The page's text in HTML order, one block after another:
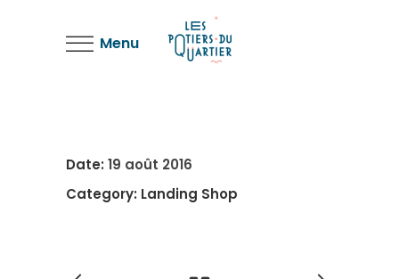
Menu
Date: 19 août 2016
Category: Landing Shop